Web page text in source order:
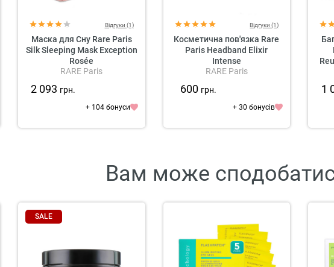
Відгуки (1)
Маска для Сну Rare Paris
Silk Sleeping Mask Exception
Rosée
RARE Paris
2 093 грн.
+ 104 бонуси
Відгуки (1)
Косметична пов'язка Rare
Paris Headband Elixir
Intense
RARE Paris
600 грн.
+ 30 бонусів
1
Вам може
SALE